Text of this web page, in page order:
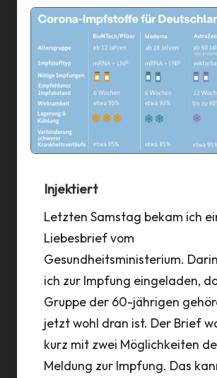
Injektiert
Letzten Samstag bekam ich
Liebesbrief vom
Gesundheitsministerium.
ich zur Impfung eingeladen,
Gruppe der 60-jährigen
jetzt wohl dran ist. Der Brief
kurz mit zwei Möglichkeiten
Meldung zur Impfung. Das